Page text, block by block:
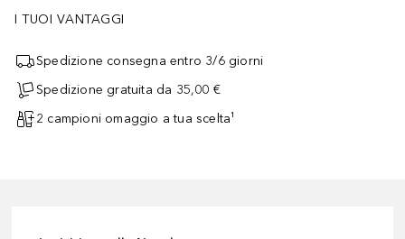
I TUOI VANTAGGI
Spedizione consegna entro 3/6 giorni
Spedizione gratuita da 35,00 €
2 campioni omaggio a tua scelta¹